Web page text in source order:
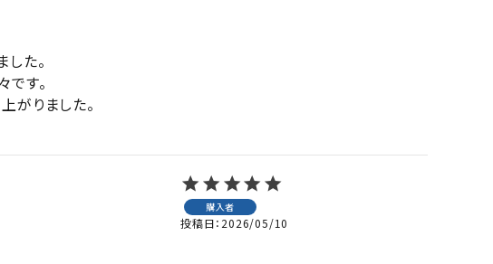
た。
す。
がりました。
購入者
投稿日 2026/05/10